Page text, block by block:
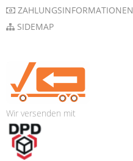
ZAHLUNGSINFORMATIONEN
SIDEMAP
Wir versenden mit